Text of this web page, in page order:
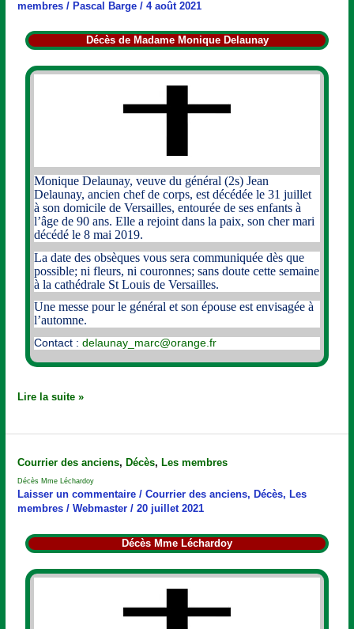
membres /Pascal Barge/4 août 2021
Décès de Madame Monique Delaunay
Monique Delaunay, veuve du général (2s) Jean
Delaunay, ancien chef de corps, est décédée le 31 juillet
à son domicile de Versailles, entourée de ses enfants à
l’âge de 90 ans. Elle a rejoint dans la paix, son cher mari
décédé le 8 mai 2019.
La date des obsèques vous sera communiquée dès que
possible; ni fleurs, ni couronnes; sans doute cette semaine
à la cathédrale St Louis de Versailles.
Une messe pour le général et son épouse est envisagée à
l’automne.
Contact :delaunay_marc@orange.fr
Lire la suite »
Courrier des anciens, Décès, Les membres
Décès Mme Léchardoy
Laisser un commentaire /Courrier des anciens, Décès, Les
membres /Webmaster/20 juillet 2021
Décès Mme Léchardoy
Décès
Léchardoy